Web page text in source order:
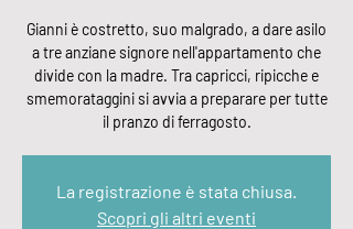
Gianni è costretto, suo malgrado, a dare asilo
a tre anziane signore nell'appartamento che
divide con la madre. Tra capricci, ripicche e
smemorataggini si avvia a preparare per tutte
il pranzo di ferragosto.
La registrazione è stata chiusa.
Scopri gli altri eventi